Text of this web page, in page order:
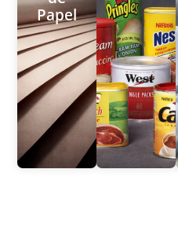
Papel